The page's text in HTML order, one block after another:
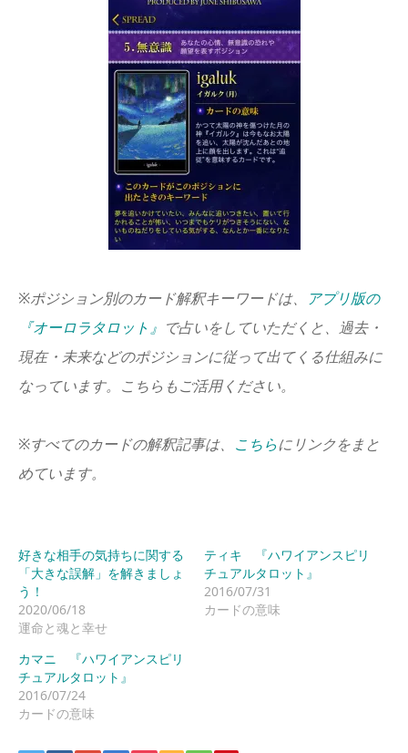
※ポジション別のカード解釈キーワードは、
アプリ版の
『オーロラタロット』 で占いをしていただくと、過去・
現在・未来などのポジションに従って出てくる仕組みに
なっています。こちらもご活用ください。
※すべてのカードの解釈記事は、 こちらにリンクをまと
めています。
好きな相手の気持ちに関する
「大きな誤解」を解きましょ
う！
2020/06/18
運命と魂と幸せ
ティキ 『ハワイアンスピリ
チュアルタロット』
2016/07/31
カードの意味
カマニ 『ハワイアンスピリ
チュアルタロット』
2016/07/24
カードの意味